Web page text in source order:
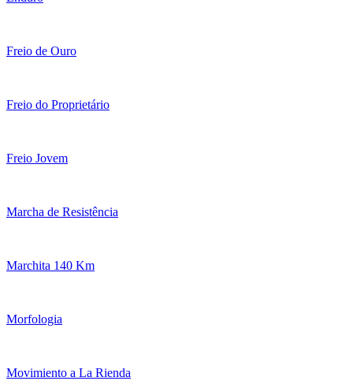
Freio de Ouro
Freio do Proprietário
Freio Jovem
Marcha de Resistência
Marchita 140 Km
Morfologia
Movimiento a La Rienda